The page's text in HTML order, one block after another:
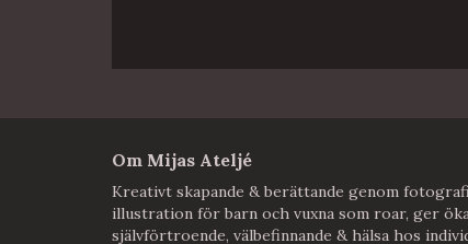
Om Mijas Ateljé
Kreativt skapande & berättande genom
illustration för barn och vuxna som roar, ger
självförtroende, välbefinnande & hälsa hos